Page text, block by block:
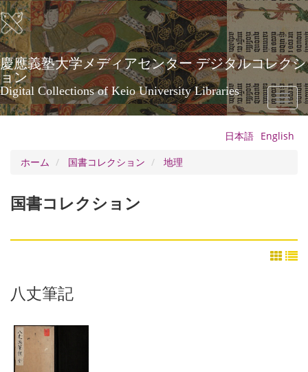
メ
イ
ン
コ
ン
テ
ン
ツ
に
慶應義塾大学メディアセンター デジタルコレクシ
ョン
Digital Collections of Keio University Libraries
Toggle
日本語 English
ホーム
国書コレクション 地理
国書コレクション
八丈筆記